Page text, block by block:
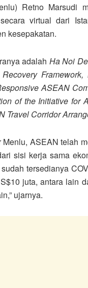
Retno Marsudi
virtual dari
kesepakatan.
adalah Ha Noi
ASEAN
of the Initiative for
Travel Corridor
ASEAN telah
sisi kerja sama
tersedianya
juta, antara lain
ujarnya.